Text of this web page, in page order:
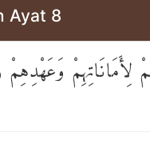
Ayat 8
لِأَمَانَاتِهِمْ وَعَهْدِهِمْ